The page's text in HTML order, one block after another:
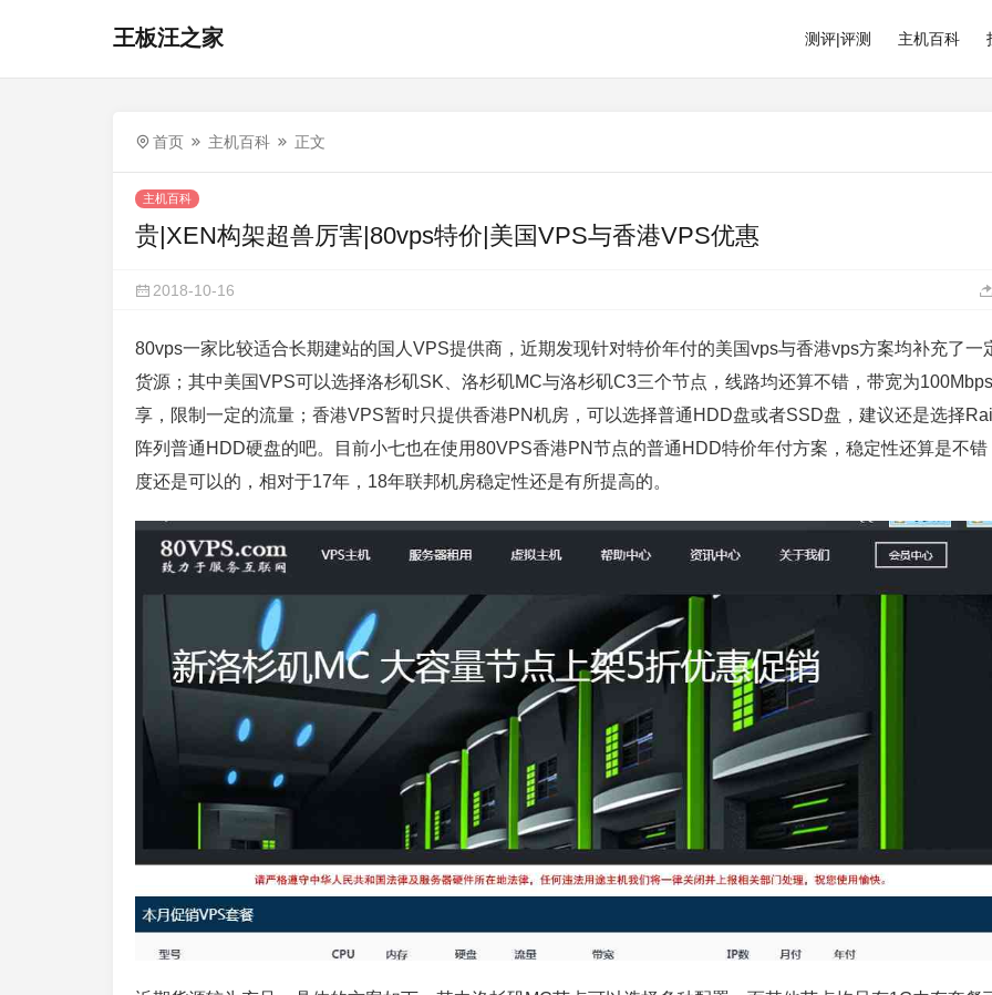
王板汪之家 测评|评测 主机百科
首页 主机百科 正文
主机百科
贵|XEN构架超兽厉害|80vps特价|美国VPS与香港VPS优惠
2018-10-16
80vps一家比较适合长期建站的国人VPS提供商，近期发现针对特价年付的美国vps与香港vps方案均补充了一
货源；其中美国VPS可以选择洛杉矶SK、洛杉矶MC与洛杉矶C3三个节点，线路均还算不错，带宽为
享，限制一定的流量；香港VPS暂时只提供香港PN机房，可以选择普通HDD盘或者SSD盘，建议还是选择
阵列普通HDD硬盘的吧。目前小七也在使用80VPS香港PN节点的普通HDD特价年付方案，稳定性还算是不错
度还是可以的，相对于17年，18年联邦机房稳定性还是有所提高的。